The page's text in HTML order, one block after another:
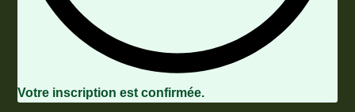
Votre inscription est confirmée.